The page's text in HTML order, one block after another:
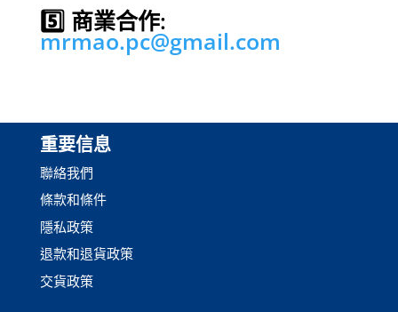
5️⃣ 商業合作:
mrmao.pc@gmail.com
重要信息
聯絡我們
條款和條件
隱私政策
退款和退貨政策
交貨政策